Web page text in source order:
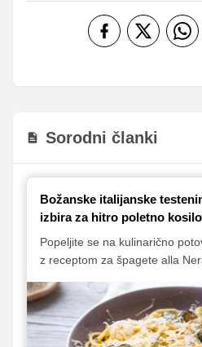
Sorodni članki
Božanske italijanske
izbira za hitro poletno kosilo
Popeljite se na kulinarično
z receptom za špagete alla
bučkami, sirom in svežo
nepozaben okus, ki vas bo z
v sončno Italijo!